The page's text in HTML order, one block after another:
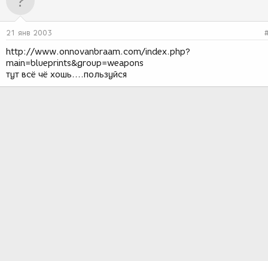
21 янв 2003
http://www.onnovanbraam.com/index.php?
main=blueprints&group=weapons
тут всё чё хошь....пользуйся